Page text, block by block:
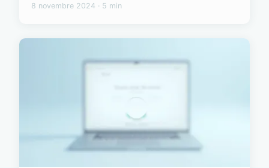
8 novembre 2024 · 5 min